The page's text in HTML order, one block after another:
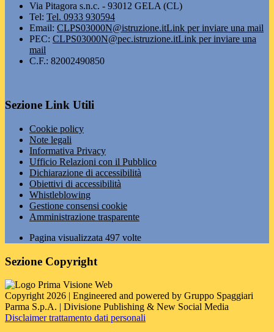
Via Pitagora s.n.c. - 93012 GELA (CL)
Tel: Tel. 0933 930594
Email: CLPS03000N@istruzione.itLink per inviare una mail
PEC: CLPS03000N@pec.istruzione.itLink per inviare una
mail
C.F.: 82002490850
Sezione Link Utili
Cookie policy
Note legali
Informativa Privacy
Ufficio Relazioni con il Pubblico
Dichiarazione di accessibilità
Obiettivi di accessibilità
Whistleblowing
Gestione consensi cookie
Amministrazione trasparente
Pagina visualizzata 497 volte
Sezione Copyright
Copyright 2026 | Engineered and powered by Gruppo Spaggiari
Parma S.p.A. | Divisione Publishing & New Social Media
Disclaimer trattamento dati personali